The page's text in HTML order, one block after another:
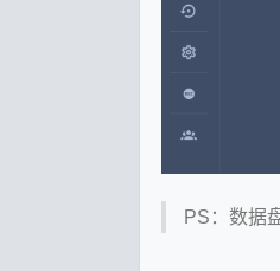
PS：数据